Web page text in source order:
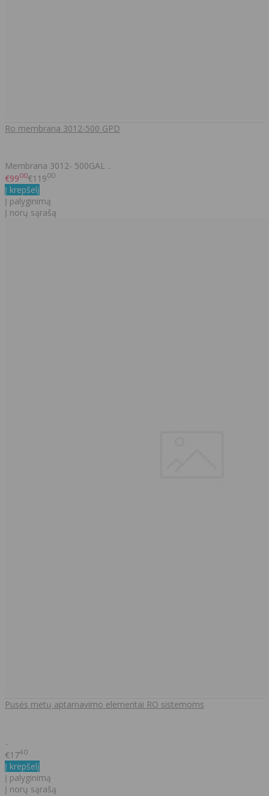
Ro membrana 3012-500 GPD
Membrana 3012- 500GAL ..
€9900€11900
Į krepšelį
Į palyginimą
Į norų sąrašą
Pusės metų aptarnavimo elementai RO sistemoms
..
€1740
Į krepšelį
Į palyginimą
Į norų sąrašą